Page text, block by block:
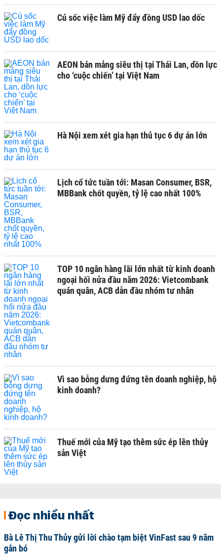
Cú sốc việc làm Mỹ đẩy đồng USD lao dốc
AEON bán mảng siêu thị tại Thái Lan, dồn lực
cho ‘cuộc chiến’ tại Việt Nam
Hà Nội xem xét gia hạn thủ tục 6 dự án lớn
Lịch cổ tức tuần tới: Masan Consumer, BSR,
MBBank chốt quyền, tỷ lệ cao nhất 100%
TOP 10 ngân hàng lãi lớn nhất từ kinh doanh
ngoại hối nửa đầu năm 2026: Vietcombank
quán quân, ACB dẫn đầu nhóm tư nhân
Vì sao bỗng dưng đứng tên doanh nghiệp, hộ
kinh doanh?
Thuế mới của Mỹ tạo thêm sức ép lên thủy
sản Việt
Đọc nhiều nhất
Bà Lê Thị Thu Thủy gửi lời chào tạm biệt VinFast sau 9 năm
gắn bó